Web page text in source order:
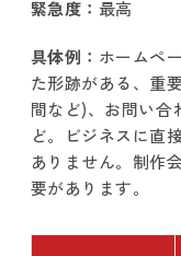
緊急度： 最高
具体例： ホームペ
た形跡がある、重
間など)、お問い合
ど。ビジネスに直
ありません。制作
要があります。